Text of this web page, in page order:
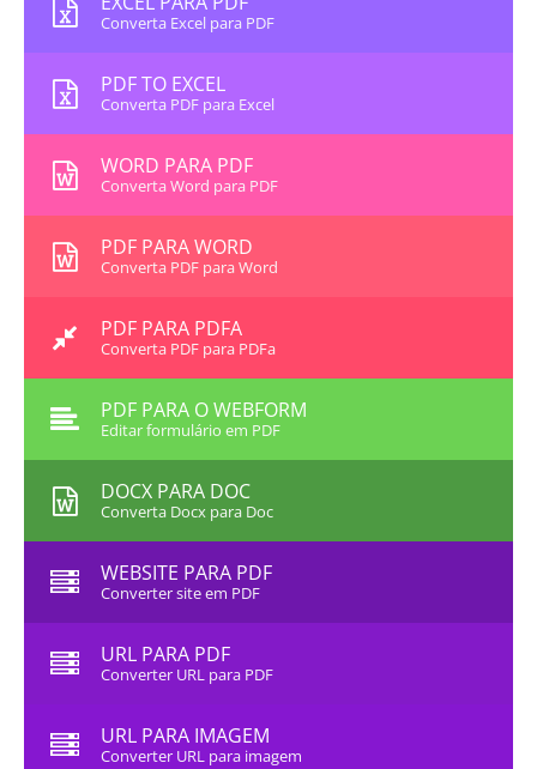
Converta Excel para PDF
PDF TO EXCEL
Converta PDF para Excel
WORD PARA PDF
Converta Word para PDF
PDF PARA WORD
Converta PDF para Word
PDF PARA PDFA
Converta PDF para PDFa
PDF PARA O WEBFORM
Editar formulário em PDF
DOCX PARA DOC
Converta Docx para Doc
WEBSITE PARA PDF
Converter site em PDF
URL PARA PDF
Converter URL para PDF
URL PARA IMAGEM
Converter URL para imagem